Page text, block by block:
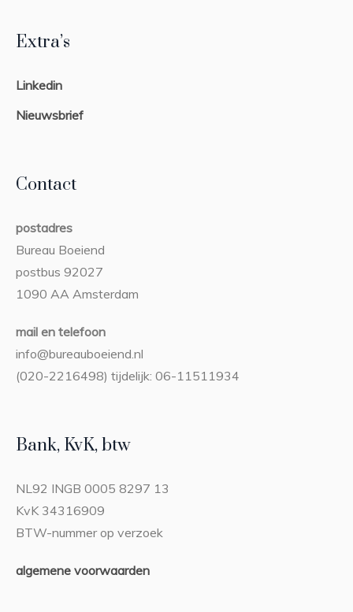
Extra’s
Linkedin
Nieuwsbrief
Contact
postadres
Bureau Boeiend
postbus 92027
1090 AA Amsterdam
mail en telefoon
info@bureauboeiend.nl
(020-2216498) tijdelijk: 06-11511934
Bank, KvK, btw
NL92 INGB 0005 8297 13
KvK 34316909
BTW-nummer op verzoek
algemene voorwaarden